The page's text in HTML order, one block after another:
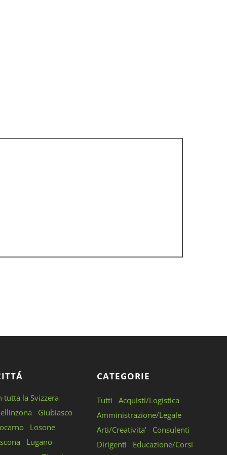
tutta la Svizzera
Giubiasco
Losone
Lugano
CATEGORIE
Tutti
Acquisti/Logistica
Amministrazione/Legale
Arti/Creativita'
Consulenti
Dirigenti
Educazione/Corsi